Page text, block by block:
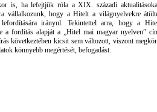
is, ha lefejtjük róla a XIX. századi
vállalkozunk, hogy a Hitelt a világnyelvekre
irányul. Tekintettel arra, hogy a
a fordítás alapját a „Hitel mai magyar nyelven”
következtében kicsit sem változott, viszont
könnyebb megértését, befogadást.